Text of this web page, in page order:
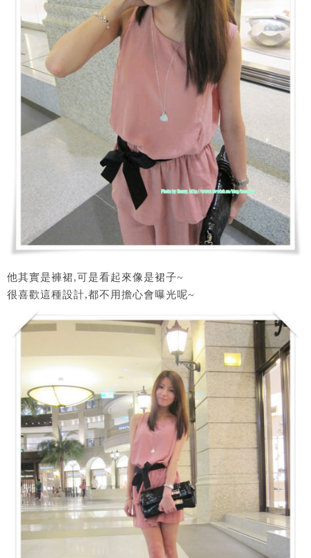
他其實是褲裙,可是看起來像是裙子~
很喜歡這種設計,都不用擔心會曝光呢~